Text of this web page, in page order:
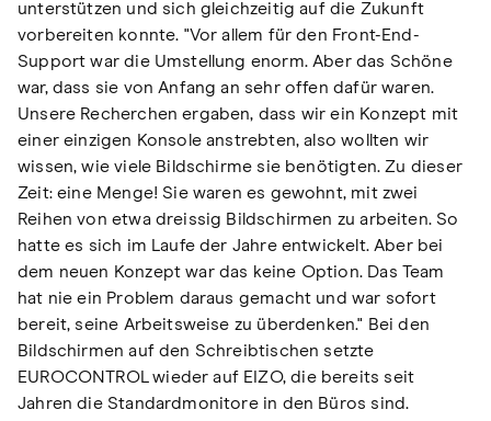
unterstützen und sich gleichzeitig auf die Zukunft
vorbereiten konnte. "Vor allem für den Front-End-
Support war die Umstellung enorm. Aber das Schöne
war, dass sie von Anfang an sehr offen dafür waren.
Unsere Recherchen ergaben, dass wir ein Konzept mit
einer einzigen Konsole anstrebten, also wollten wir
wissen, wie viele Bildschirme sie benötigten. Zu dieser
Zeit: eine Menge! Sie waren es gewohnt, mit zwei
Reihen von etwa dreissig Bildschirmen zu arbeiten. So
hatte es sich im Laufe der Jahre entwickelt. Aber bei
dem neuen Konzept war das keine Option. Das Team
hat nie ein Problem daraus gemacht und war sofort
bereit, seine Arbeitsweise zu überdenken." Bei den
Bildschirmen auf den Schreibtischen setzte
EUROCONTROL wieder auf EIZO, die bereits seit
Jahren die Standardmonitore in den Büros sind.